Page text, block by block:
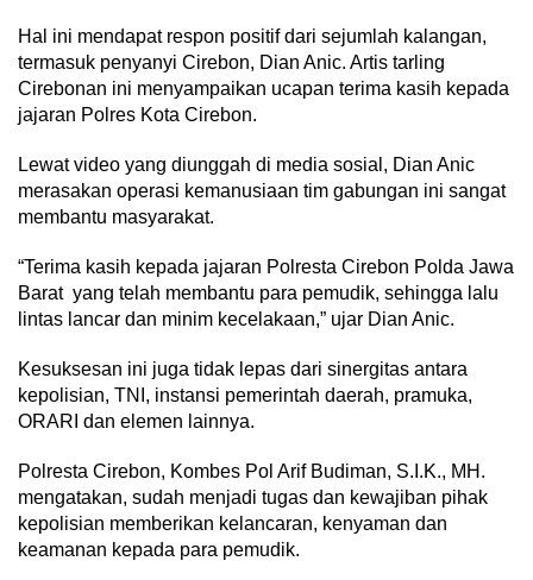
Hal ini mendapat respon positif dari sejumlah kalangan,
termasuk penyanyi Cirebon, Dian Anic. Artis tarling
Cirebonan ini menyampaikan ucapan terima kasih kepada
jajaran Polres Kota Cirebon.
Lewat video yang diunggah di media sosial, Dian Anic
merasakan operasi kemanusiaan tim gabungan ini sangat
membantu masyarakat.
“Terima kasih kepada jajaran Polresta Cirebon Polda Jawa
Barat yang telah membantu para pemudik, sehingga lalu
lintas lancar dan minim kecelakaan,” ujar Dian Anic.
Kesuksesan ini juga tidak lepas dari sinergitas antara
kepolisian, TNI, instansi pemerintah daerah, pramuka,
ORARI dan elemen lainnya.
Polresta Cirebon, Kombes Pol Arif Budiman, S.I.K., MH.
mengatakan, sudah menjadi tugas dan kewajiban pihak
kepolisian memberikan kelancaran, kenyaman dan
keamanan kepada para pemudik.